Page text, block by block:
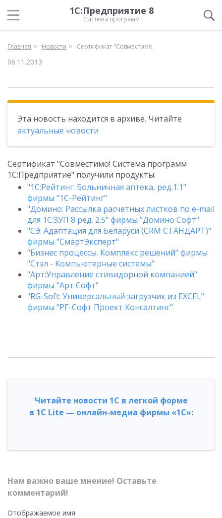
1С:Предприятие 8
Система программ
Главная Новости Сертификат "Совместимо
06.11.2013
Эта новость находится в архиве. Читайте
актуальные новости
Сертификат "Совместимо! Система программ
1С:Предприятие" получили продукты:
"1С:Рейтинг: Больничная аптека, ред.1.1"
фирмы "1С-Рейтинг"
"Домино: Рассылка расчетных листков по e-mail
для 1С:ЗУП 8 ред. 2.5" фирмы "Домино Софт"
"СЭ: Адаптация для Беларуси (CRM СТАНДАРТ)"
фирмы "СмартЭксперт"
"Бизнес процессы. Комплекс решений" фирмы
"Стэл - Компьютерные системы"
"Арт:Управление стивидорной компанией"
фирмы "Арт Софт"
"RG-Soft: Универсальный загрузчик из EXCEL"
фирмы "РГ-Софт Проект Консалтинг"
Читайте новости 1С в легкой форме
в 1С Lite — онлайн-медиа фирмы «1С»:
Нам важно ваше мнение! Оставьте
комментарий!
Отображаемое имя